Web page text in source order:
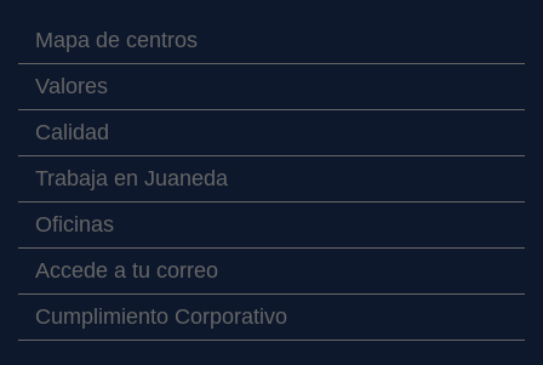
Mapa de centros
Valores
Calidad
Trabaja en Juaneda
Oficinas
Accede a tu correo
Cumplimiento Corporativo